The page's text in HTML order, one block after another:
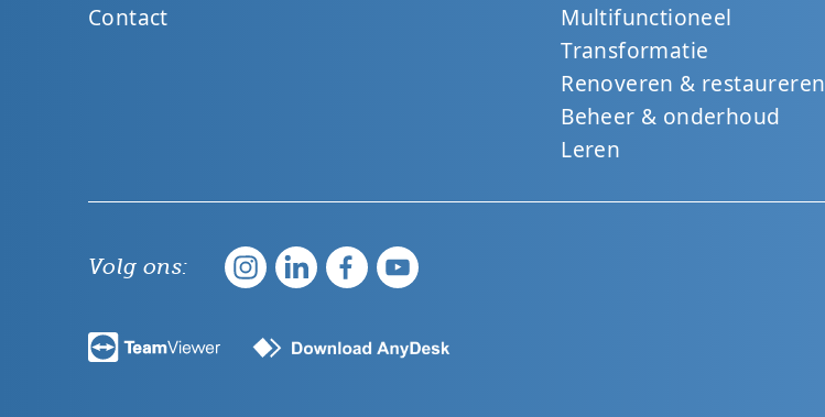
Contact
Multifunctioneel
Transformatie
Renoveren & restaureren
Beheer & onderhoud
Leren
Volg ons: